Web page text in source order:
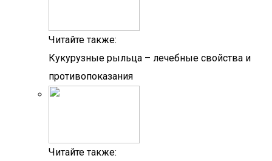
Читайте также:
Кукурузные рыльца – лечебные свойства и
противопоказания
Читайте также: